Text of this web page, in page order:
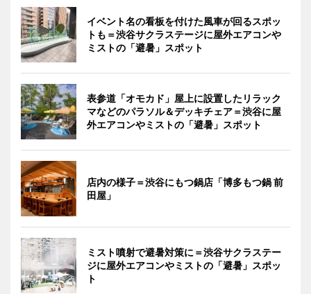
イベント名の看板を付けた風車が回るスポッ
トも＝渋谷サクラステージに屋外エアコンや
ミストの「避暑」スポット
表参道「オモカド」屋上に設置したリラック
マなどのパラソル＆デッキチェア＝渋谷に屋
外エアコンやミストの「避暑」スポット
店内の様子＝渋谷にもつ鍋店「博多もつ鍋 前
田屋」
ミスト噴射で避暑対策に＝渋谷サクラステー
ジに屋外エアコンやミストの「避暑」スポッ
ト